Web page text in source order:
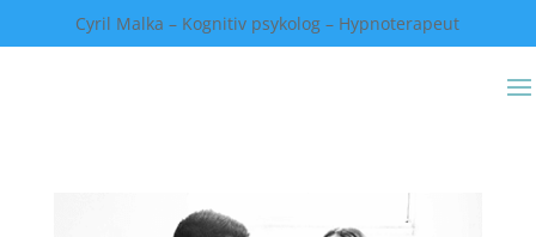
Cyril Malka – Kognitiv psykolog – Hypnoterapeut